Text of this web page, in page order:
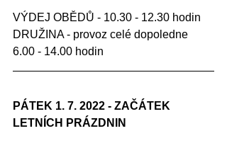
VÝDEJ OBĚDŮ - 10.30 - 12.30 hodin
DRUŽINA - provoz celé dopoledne
6.00 - 14.00 hodin
PÁTEK 1. 7. 2022 - ZAČÁTEK
LETNÍCH PRÁZDNIN